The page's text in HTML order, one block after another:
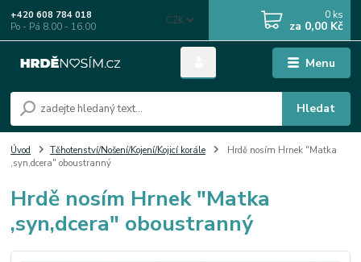
Menu
CZK
Hledat
+420 608 784 018
Po - Pá 8.00 - 16.00
0 ks
za 0,00 Kč
Úvod Těhotenství/Nošení/Kojení/Kojicí korále
Hrdě nosím Hrnek "Matka
,syn,dcera" oboustranný
Hrdě nosím Hrnek "Matka
,syn,dcera" oboustranný